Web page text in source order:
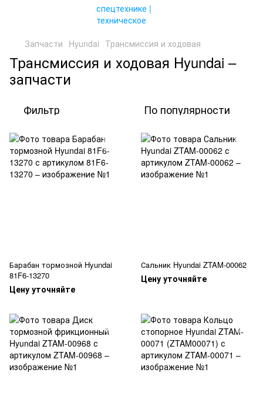
Запчасти Hyundai Трансмиссия и ходовая
Трансмиссия и ходовая Hyundai –
запчасти
Фильтр По популярности
Барабан тормозной Hyundai
81F6-13270
Цену уточняйте
Сальник Hyundai ZTAM-00062
Цену уточняйте